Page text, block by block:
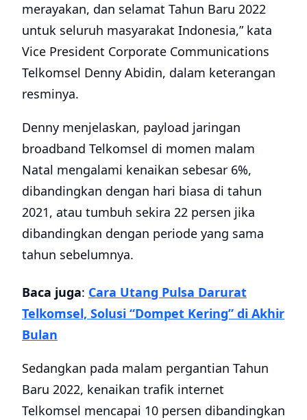
merayakan, dan selamat Tahun Baru 2022
untuk seluruh masyarakat Indonesia,” kata
Vice President Corporate Communications
Telkomsel Denny Abidin, dalam keterangan
resminya.
Denny menjelaskan, payload jaringan
broadband Telkomsel di momen malam
Natal mengalami kenaikan sebesar 6%,
dibandingkan dengan hari biasa di tahun
2021, atau tumbuh sekira 22 persen jika
dibandingkan dengan periode yang sama
tahun sebelumnya.
Baca juga: Cara Utang Pulsa Darurat
Telkomsel, Solusi “Dompet Kering” di Akhir
Bulan
Sedangkan pada malam pergantian Tahun
Baru 2022, kenaikan trafik internet
Telkomsel mencapai 10 persen dibandingkan